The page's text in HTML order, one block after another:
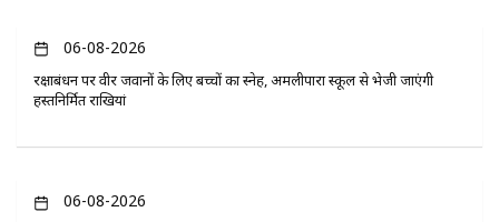
06-08-2026
रक्षाबंधन पर वीर जवानों के लिए बच्चों का स्नेह, अमलीपारा स्कूल से भेजी जाएंगी
हस्तनिर्मित राखियां
06-08-2026